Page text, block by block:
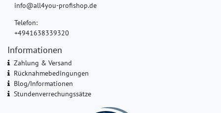
info@all4you-profishop.de
Telefon:
+4941638339320
Informationen
Zahlung & Versand
Rücknahmebedingungen
Blog/Informationen
Stundenverrechungssätze